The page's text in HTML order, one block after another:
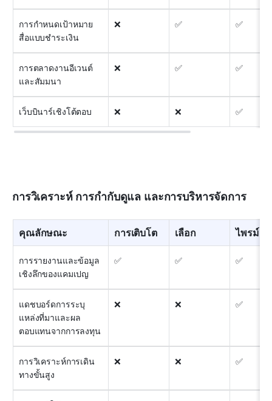
การกำหนดเป้าหมาย
สื่อแบบชำระเงิน
❌ ✅ ✅
การตลาดงานอีเวนต์
และสัมมนา
❌ ✅ ✅
เว็บบินาร์เชิงโต้ตอบ ❌ ❌ ✅
การวิเคราะห์ การกำกับดูแล และการบริหารจัดการ
คุณลักษณะ การเติบโต เลือก ไพรม์
การรายงานและข้อมูล
เชิงลึกของแคมเปญ
✅ ✅ ✅
แดชบอร์ดการระบุ
แหล่งที่มาและผล
ตอบแทนจากการลงทุน
❌ ❌ ✅
การวิเคราะห์การเดิน
ทางขั้นสูง
❌ ❌ ✅